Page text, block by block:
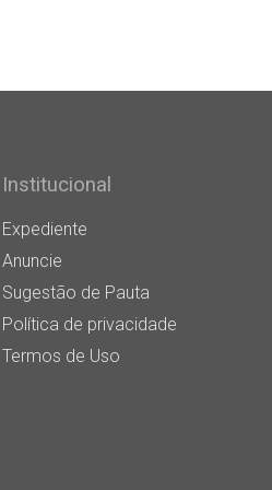
Institucional
Expediente
Anuncie
Sugestão de Pauta
Política de privacidade
Termos de Uso